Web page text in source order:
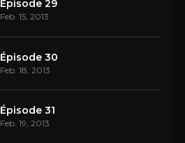
Épisode 29
Feb. 15, 2013
Épisode 30
Feb. 18, 2013
Épisode 31
Feb. 19, 2013